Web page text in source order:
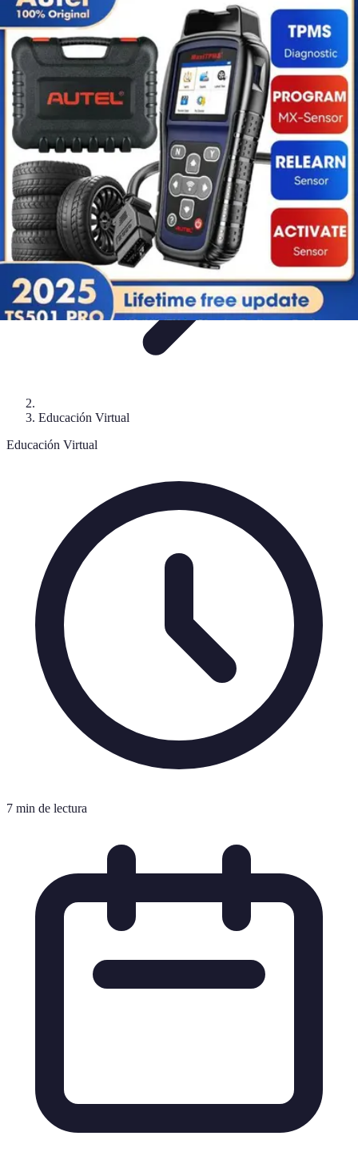
Conocimiento Virtual
Plataformas de E-learning
Estrategias de Aprendizaje
Plataformas de
E-LearningEducación VirtualHerramientas
Conocimiento Virtual
Educación Virtual
Educación Virtual
7 min de lectura